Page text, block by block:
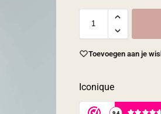
Toevoegen aan je
Iconique